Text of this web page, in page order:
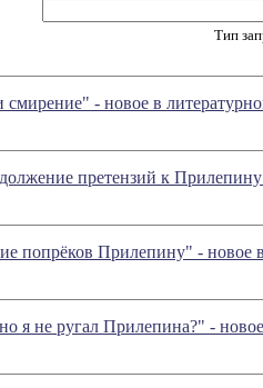
Тип
- новое в
претензий к
попрёков Прилепину" - новое
я не ругал Прилепина?" -